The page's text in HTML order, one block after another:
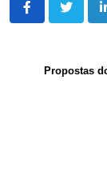
Propostas